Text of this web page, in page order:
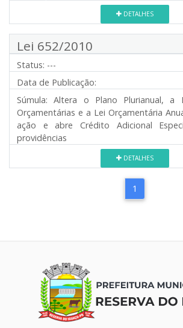
DETALHES
Lei 652/2010
Status: ---
Data de Publicação:
Súmula: Altera o Plano Plurianual, a
Orçamentárias e a Lei Orçamentária
ação e abre Crédito Adicional
providências
DETALHES
1